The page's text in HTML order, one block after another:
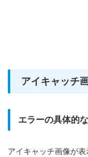
アイキャッチ
エラーの具体的
アイキャッチ画像が